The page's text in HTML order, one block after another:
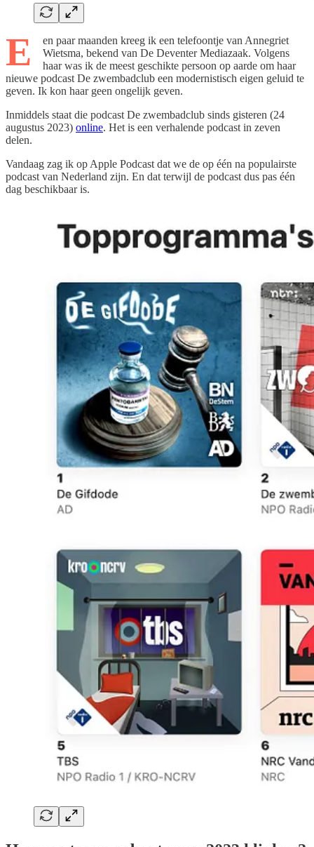
E
en paar maanden kreeg ik een telefoontje van Annegriet
Wietsma, bekend van De Deventer Mediazaak. Volgens
haar was ik de meest geschikte persoon op aarde om haar
nieuwe podcast De zwembadclub een modernistisch eigen geluid te
geven. Ik kon haar geen ongelijk geven.
Inmiddels staat die podcast De zwembadclub sinds gisteren (24
augustus 2023) online. Het is een verhalende podcast in zeven
delen.
Vandaag zag ik op Apple Podcast dat we de op één na populairste
podcast van Nederland zijn. En dat terwijl de podcast dus pas één
dag beschikbaar is.